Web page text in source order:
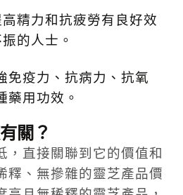
高精力和抗疲勞有良好效
的人士。
免疫力、抗病力、抗氧
藥用功效。
關？
，直接關聯到它的價值和
釋、無摻雜的靈芝產品價